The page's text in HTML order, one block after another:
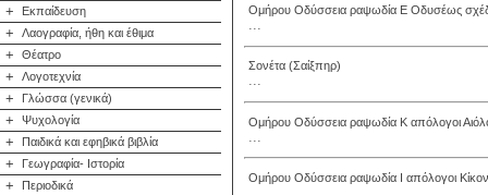
+ Εκπαίδευση
+ Λαογραφία, ήθη και έθιμα
+ Θέατρο
+ Λογοτεχνία
+ Γλώσσα (γενικά)
+ Ψυχολογία
+ Παιδικά και εφηβικά βιβλία
+ Γεωγραφία- Ιστορία
+ Περιοδικά
Ομήρου Οδύσσεια ραψωδία Ε Οδυσέως
...
Σονέτα (Σαίξπηρ)
...
Ομήρου Οδύσσεια ραψωδία Κ απόλογοι
Ομήρου Οδύσσεια ραψωδία Ι απόλογοι